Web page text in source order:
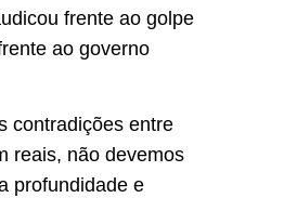
frente ao golpe
ao governo
contradições entre
reais, não devemos
profundidade e